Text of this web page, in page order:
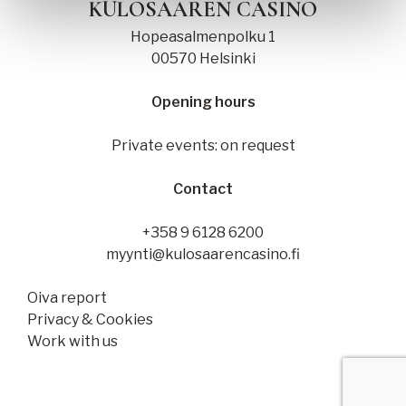
KULOSAAREN CASINO
Hopeasalmenpolku 1
00570 Helsinki
Opening hours
Private events: on request
Contact
+358 9 6128 6200
myynti@kulosaarencasino.fi
Oiva report
Privacy & Cookies
Work with us